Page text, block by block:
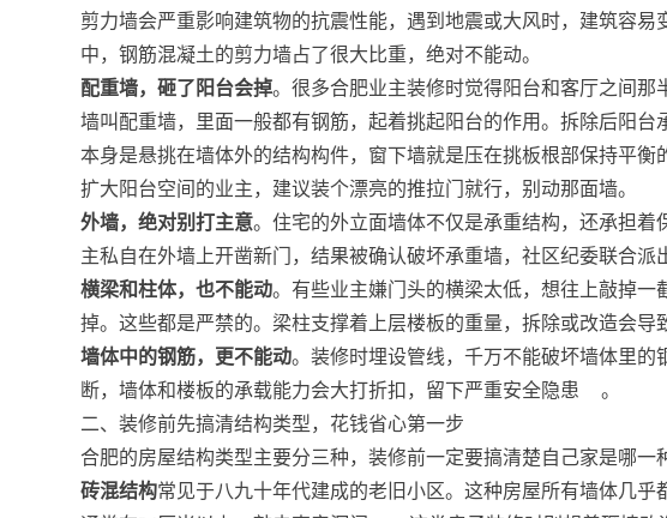
剪力墙会严重影响建筑物的抗震性能，遇到地震或大风时，建筑容易
中，钢筋混凝土的剪力墙占了很大比重，绝对不能动。
配重墙，砸了阳台会掉。很多合肥业主装修时觉得阳台和客厅之间
墙叫配重墙，里面一般都有钢筋，起着挑起阳台的作用。拆除后阳台
本身是悬挑在墙体外的结构构件，窗下墙就是压在挑板根部保持平衡
扩大阳台空间的业主，建议装个漂亮的推拉门就行，别动那面墙。
外墙，绝对别打主意。住宅的外立面墙体不仅是承重结构，还承担
主私自在外墙上开凿新门，结果被确认破坏承重墙，社区纪委联合派
横梁和柱体，也不能动。有些业主嫌门头的横梁太低，想往上敲掉
掉。这些都是严禁的。梁柱支撑着上层楼板的重量，拆除或改造会导
墙体中的钢筋，更不能动。装修时埋设管线，千万不能破坏墙体里的
断，墙体和楼板的承载能力会大打折扣，留下严重安全隐患
。
二、装修前先搞清结构类型，花钱省心第一步
合肥的房屋结构类型主要分三种，装修前一定要搞清楚自己家是哪一
砖混结构常见于八九十年代建成的老旧小区。这种房屋所有墙体几